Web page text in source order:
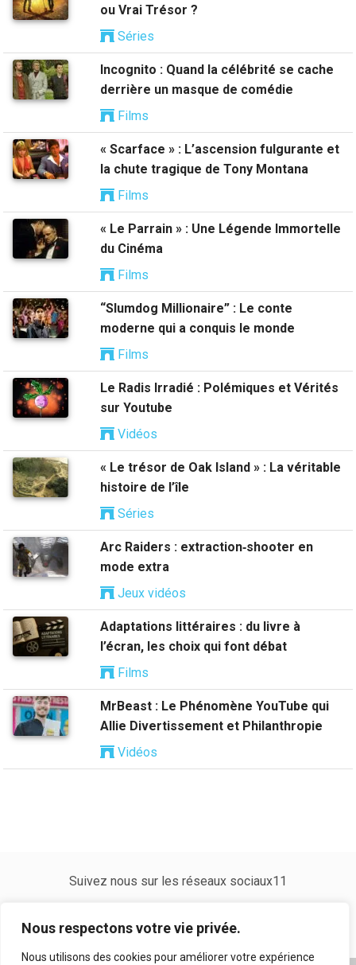
Nous respectons votre vie privée.
Nous utilisons des cookies pour améliorer votre expérience
ou Vrai Trésor ?
Séries
Incognito : Quand la célébrité se cache
derrière un masque de comédie
Films
« Scarface » : L’ascension fulgurante et
la chute tragique de Tony Montana
Films
« Le Parrain » : Une Légende Immortelle
du Cinéma
Films
“Slumdog Millionaire” : Le conte
moderne qui a conquis le monde
Films
Le Radis Irradié : Polémiques et Vérités
sur Youtube
Vidéos
« Le trésor de Oak Island » : La véritable
histoire de l’île
Séries
Arc Raiders : extraction‑shooter en
mode extra
Jeux vidéos
Adaptations littéraires : du livre à
l’écran, les choix qui font débat
Films
MrBeast : Le Phénomène YouTube qui
Allie Divertissement et Philanthropie
Vidéos
Suivez nous sur les réseaux sociaux11